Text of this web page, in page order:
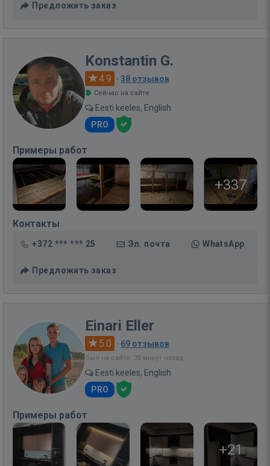
Предложить заказ
Konstantin G.
4.9 · 38 отзывов
Сейчас на сайте
Eesti keeles, English
PRO
Примеры работ
+337
Контакты
+372 *** *** 25 Эл. почта WhatsApp
Предложить заказ
Einari Eller
5.0 · 69 отзывов
Был на сайте: 35 минут назад
Eesti keeles, English
PRO
Примеры работ
+21